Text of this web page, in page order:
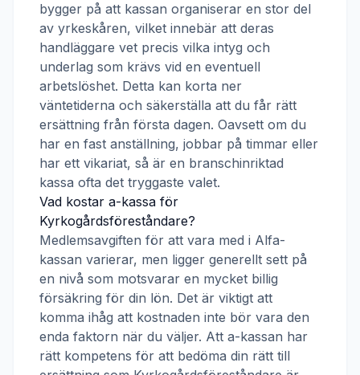
bygger på att kassan organiserar en stor del
av yrkeskåren, vilket innebär att deras
handläggare vet precis vilka intyg och
underlag som krävs vid en eventuell
arbetslöshet. Detta kan korta ner
väntetiderna och säkerställa att du får rätt
ersättning från första dagen. Oavsett om du
har en fast anställning, jobbar på timmar eller
har ett vikariat, så är en branschinriktad
kassa ofta det tryggaste valet.
Vad kostar a-kassa för
Kyrkogårdsföreståndare?
Medlemsavgiften för att vara med i Alfa-
kassan varierar, men ligger generellt sett på
en nivå som motsvarar en mycket billig
försäkring för din lön. Det är viktigt att
komma ihåg att kostnaden inte bör vara den
enda faktorn när du väljer. Att a-kassan har
rätt kompetens för att bedöma din rätt till